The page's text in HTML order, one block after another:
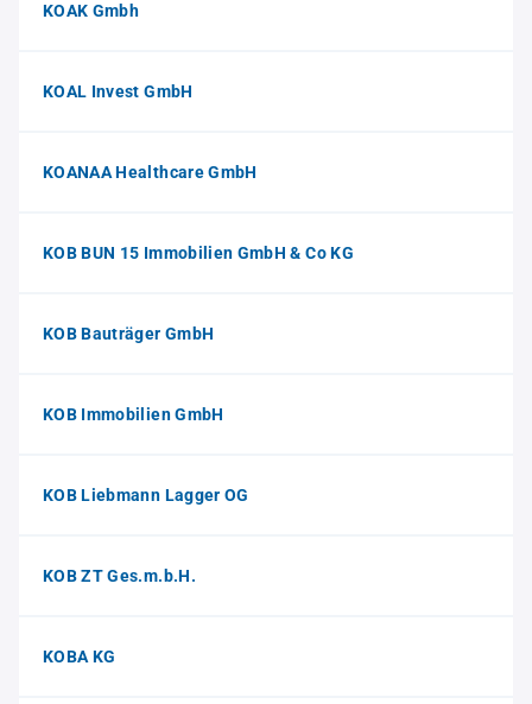
KOAK Gmbh
KOAL Invest GmbH
KOANAA Healthcare GmbH
KOB BUN 15 Immobilien GmbH & Co KG
KOB Bauträger GmbH
KOB Immobilien GmbH
KOB Liebmann Lagger OG
KOB ZT Ges.m.b.H.
KOBA KG